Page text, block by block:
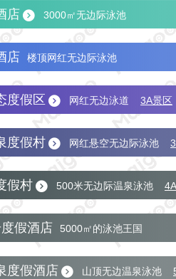
店 3000㎡无边际泳池
店 楼顶网红无边际泳池
度假区 网红无边泳道 3A景区
度假村 网红悬空无边际泳池
假村 500米无边际温泉泳池
假酒店 5000㎡的泳池王国
度假酒店 山顶无边温泉泳池